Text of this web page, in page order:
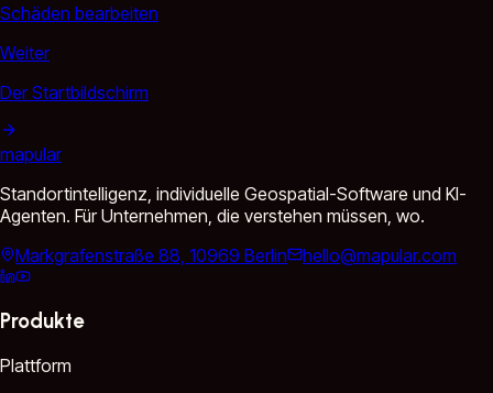
Schäden bearbeiten
Weiter
Der Startbildschirm
mapular
Standortintelligenz, individuelle Geospatial-Software und KI-
Agenten. Für Unternehmen, die verstehen müssen, wo.
Markgrafenstraße 88, 10969 Berlin
hello@mapular.com
Produkte
Plattform